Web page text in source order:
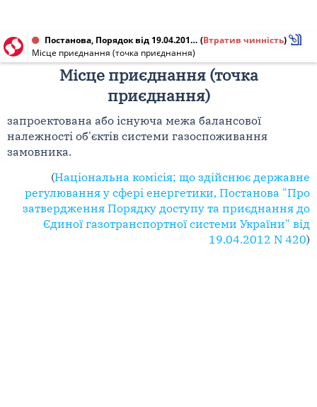
Постанова, Порядок від 19.04.2012 № 420 (Втратив чинність)
Місце приєднання (точка приєднання)